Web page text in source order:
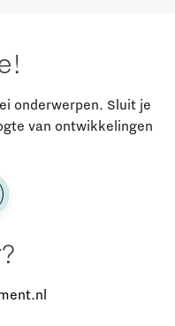
onderwerpen. Sluit je
van ontwikkelingen